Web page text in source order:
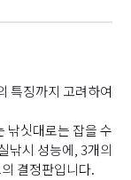
특징까지 고려하여
낚싯대로는 잡을 수
낚시 성능에, 3개의
결정판입니다.